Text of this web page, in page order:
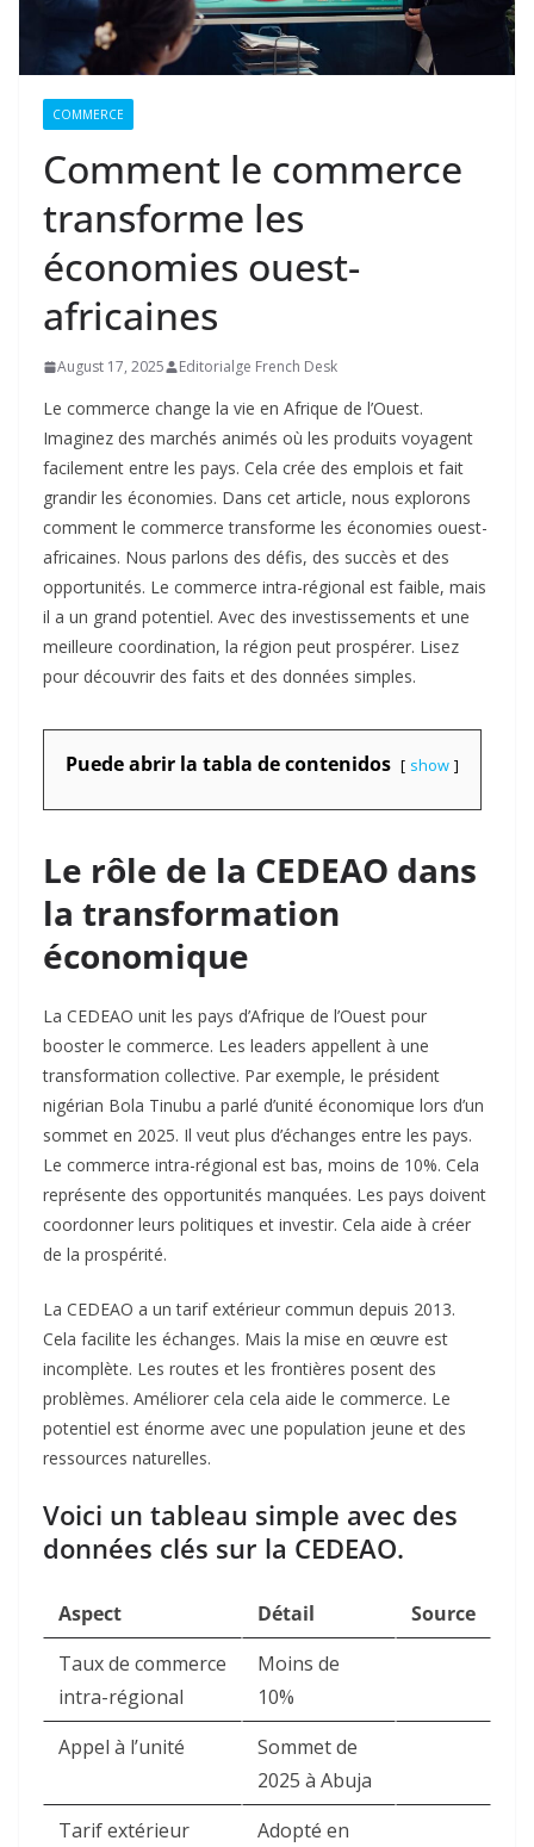
COMMERCE
Comment le commerce
transforme les
économies ouest-
africaines
August 17, 2025 Editorialge French Desk
Le commerce change la vie en Afrique de l’Ouest.
Imaginez des marchés animés où les produits voyagent
facilement entre les pays. Cela crée des emplois et fait
grandir les économies. Dans cet article, nous explorons
comment le commerce transforme les économies ouest-
africaines. Nous parlons des défis, des succès et des
opportunités. Le commerce intra-régional est faible, mais
il a un grand potentiel. Avec des investissements et une
meilleure coordination, la région peut prospérer. Lisez
pour découvrir des faits et des données simples.
Puede abrir la tabla de contenidos show
Le rôle de la CEDEAO dans
la transformation
économique
La CEDEAO unit les pays d’Afrique de l’Ouest pour
booster le commerce. Les leaders appellent à une
transformation collective. Par exemple, le président
nigérian Bola Tinubu a parlé d’unité économique lors d’un
sommet en 2025. Il veut plus d’échanges entre les pays.
Le commerce intra-régional est bas, moins de 10%. Cela
représente des opportunités manquées. Les pays doivent
coordonner leurs politiques et investir. Cela aide à créer
de la prospérité.
La CEDEAO a un tarif extérieur commun depuis 2013.
Cela facilite les échanges. Mais la mise en œuvre est
incomplète. Les routes et les frontières posent des
problèmes. Améliorer cela cela aide le commerce. Le
potentiel est énorme avec une population jeune et des
ressources naturelles.
Voici un tableau simple avec des
données clés sur la CEDEAO.
Aspect Détail
Source
Taux de commerce
intra-régional
Moins de
10%
Appel à l’unité
Sommet de
2025 à Abuja
Tarif extérieur
Adopté en